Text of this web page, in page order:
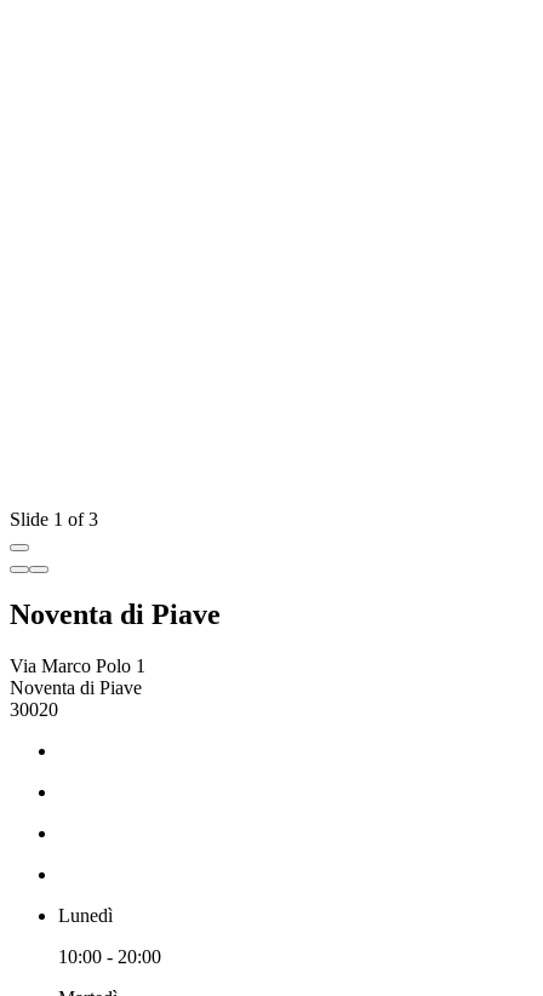
Slide 1 of 3
Noventa di Piave
Via Marco Polo 1
Noventa di Piave
30020
Lunedì
10:00 - 20:00